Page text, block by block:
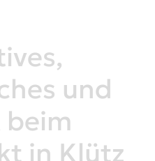
und
beim
in Klütz